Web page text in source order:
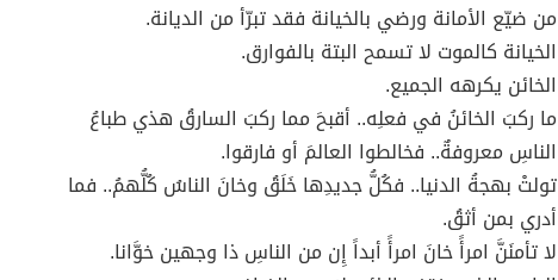
من ضيّع الأمانة ورضي بالخيانة فقد تبرّأ من الديانة.
الخيانة كالموت لا تسمح البتة بالفوارق.
الخائن يكرهه الجميع.
ما ركبَ الخائنُ في فعلِه.. أقبحَ مما ركبَ السارقُ هذي طباعُ
الناسِ معروفةٌ.. فخالطوا العالمَ أو فارقوا.
تولتْ بهجةُ الدنيا.. فكُلُّ جديدِها خَلَقُ وخانَ الناسُ كُلُّهمُ.. فما
أدري بمن أثقُ.
لا تأمنَنَّ امرأً خانَ امرأً أبداً إِن من الناسِ ذا وجهين خوَّانا.